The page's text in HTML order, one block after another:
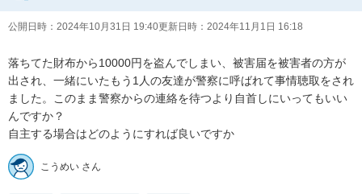
公開日時： 2024年10月31日 19:40更新日時： 2024年11月1日 16:18
落ちてた財布から10000円を盗んでしまい、被害届を被害者の方が
出され、一緒にいたもう1人の友達が警察に呼ばれて事情聴取をされ
ました。このまま警察からの連絡を待つより自首しにいってもいい
んですか？
自主する場合はどのようにすれば良いですか
こうめい さん